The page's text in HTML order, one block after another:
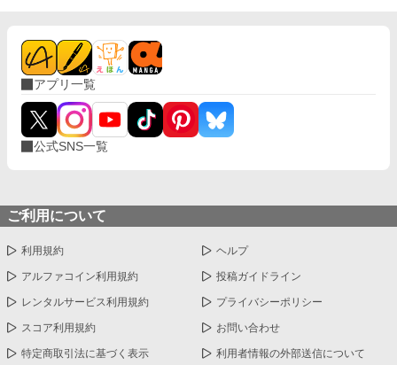
アプリ一覧
公式SNS一覧
ご利用について
利用規約 ヘルプ
アルファコイン利用規約 投稿ガイドライン
レンタルサービス利用規約 プライバシーポリシー
スコア利用規約 お問い合わせ
特定商取引法に基づく表示 利用者情報の外部送信について